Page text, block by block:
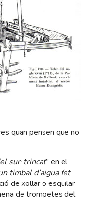
quan pensen que no
sun trincat” en el
timbal d’aigua fet
de xollar o esquilar
de trompetes del